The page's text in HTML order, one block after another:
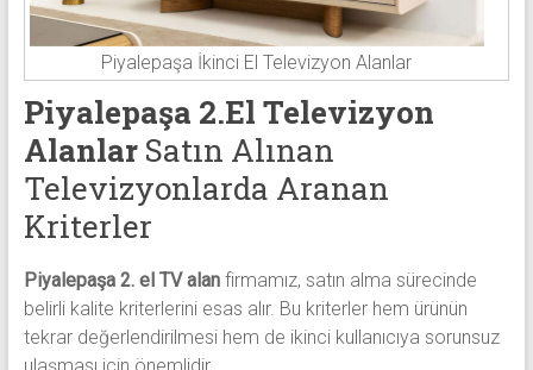
Piyalepaşa İkinci El Televizyon Alanlar
Piyalepaşa 2.El Televizyon
Alanlar Satın Alınan
Televizyonlarda Aranan
Kriterler
Piyalepaşa 2. el TV alanfirmamız, satın alma sürecinde
belirli kalite kriterlerini esas alır. Bu kriterler hem ürünün
tekrar değerlendirilmesi hem de ikinci kullanıcıya sorunsuz